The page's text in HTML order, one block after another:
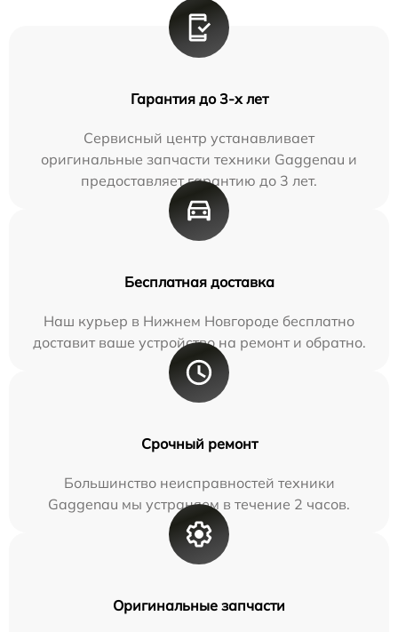
Гарантия до 3-х лет
Сервисный центр устанавливает
оригинальные запчасти техники Gaggenau и
предоставляет гарантию до 3 лет.
Бесплатная доставка
Наш курьер в Нижнем Новгороде бесплатно
доставит ваше устройство на ремонт и обратно.
Срочный ремонт
Большинство неисправностей техники
Gaggenau мы устраняем в течение 2 часов.
Оригинальные запчасти